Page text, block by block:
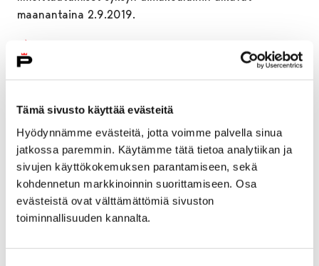
Tämä sivusto käyttää evästeitä
Hyödynnämme evästeitä, jotta voimme palvella sinua
jatkossa paremmin. Käytämme tätä tietoa analytiikan ja
sivujen käyttökokemuksen parantamiseen, sekä
kohdennetun markkinoinnin suorittamiseen. Osa
evästeistä ovat välttämättömiä sivuston
toiminnallisuuden kannalta.
maanantaina 2.9.2019.